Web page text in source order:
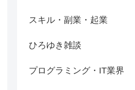
スキル・副業・起業
ひろゆき雑談
プログラミング・IT業界